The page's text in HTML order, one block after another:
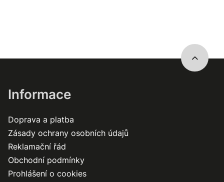
Informace
Doprava a platba
Zásady ochrany osobních údajů
Reklamační řád
Obchodní podmínky
Prohlášení o cookies